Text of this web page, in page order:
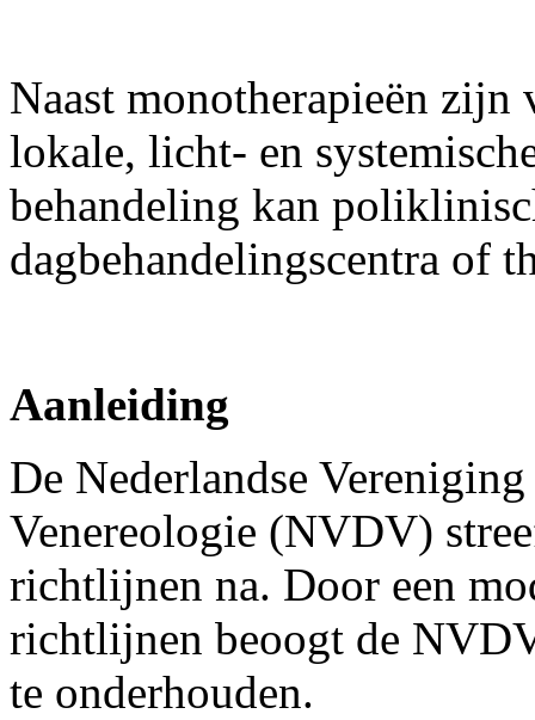
Naast monotherapieën
lokale, licht- en
behandeling kan
dagbehandelingscentra of
Aanleiding
De Nederlandse
Venereologie (NVDV)
richtlijnen na. Door een
richtlijnen beoogt de
te onderhouden.